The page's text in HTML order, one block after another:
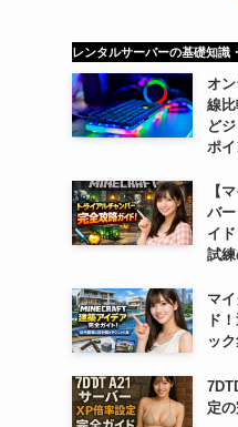
レンタルサーバーの基礎知識
オ
線
ど
ポ
【
バ
イ
試
マ
ド
ッ
定